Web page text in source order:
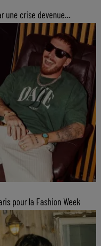
une crise devenue...
pour la Fashion Week